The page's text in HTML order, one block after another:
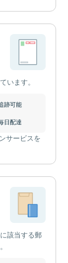
います。
跡可能
日配達
サービスを
該当する郵